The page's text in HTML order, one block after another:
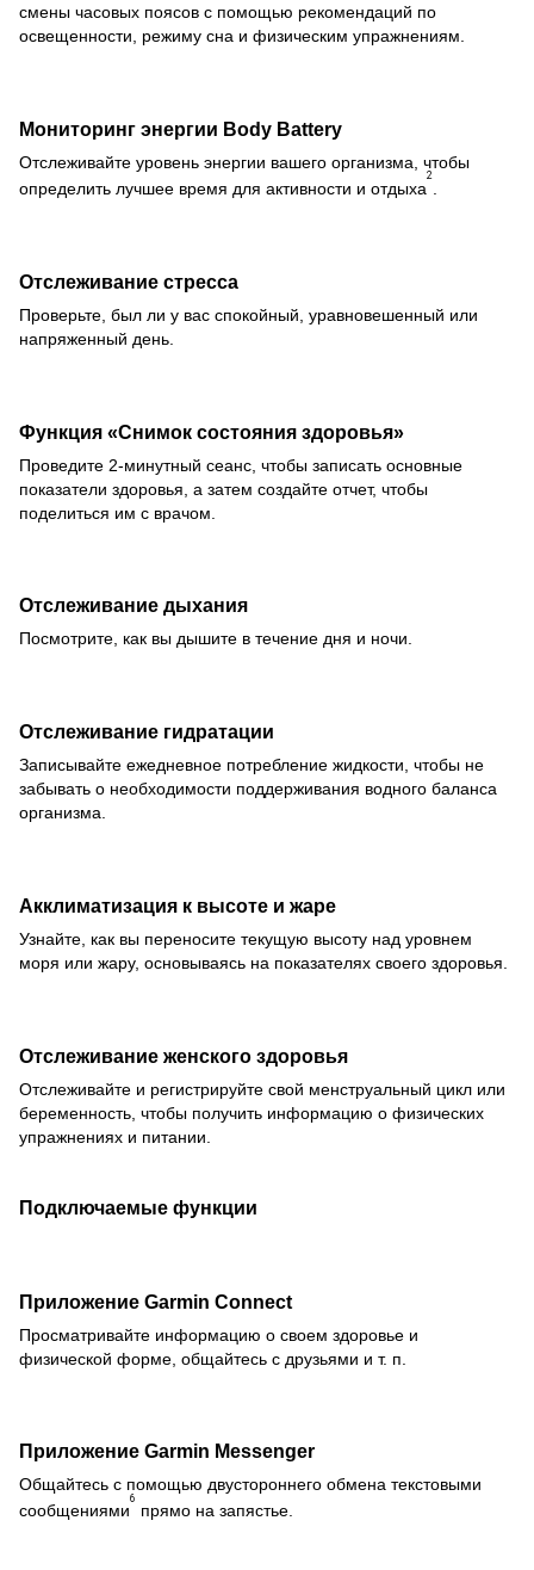
смены часовых поясов с помощью рекомендаций по
освещенности, режиму сна и физическим упражнениям.
Мониторинг энергии Body Battery
Отслеживайте уровень энергии вашего организма, чтобы
определить лучшее время для активности и отдыха
2
Отслеживание стресса
Проверьте, был ли у вас спокойный, уравновешенный или
напряженный день.
Функция «Снимок состояния здоровья»
Проведите 2-минутный сеанс, чтобы записать основные
показатели здоровья, а затем создайте отчет, чтобы
поделиться им с врачом.
Отслеживание дыхания
Посмотрите, как вы дышите в течение дня и ночи.
Отслеживание гидратации
Записывайте ежедневное потребление жидкости, чтобы не
забывать о необходимости поддерживания водного баланса
организма.
Акклиматизация к высоте и жаре
Узнайте, как вы переносите текущую высоту над уровнем
моря или жару, основываясь на показателях своего здоровья.
Отслеживание женского здоровья
Отслеживайте и регистрируйте свой менструальный цикл или
беременность, чтобы получить информацию о физических
упражнениях и питании.
Подключаемые функции
Приложение Garmin Connect
Просматривайте информацию о своем здоровье и
физической форме, общайтесь с друзьями и т. п.
Приложение Garmin Messenger
Общайтесь с помощью двустороннего обмена текстовыми
сообщениями
6
прямо на запястье.